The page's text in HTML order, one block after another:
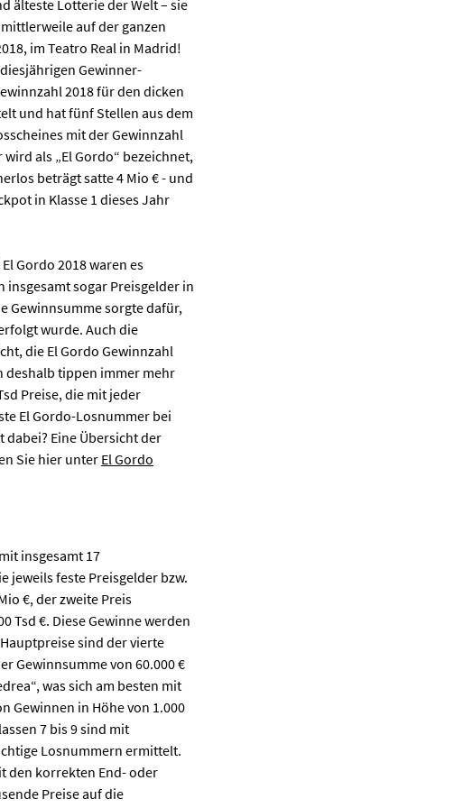
älteste Lotterie der Welt – sie
auf der ganzen
im Teatro Real in Madrid!
Gewinner-
2018 für den dicken
und hat fünf Stellen aus dem
mit der Gewinnzahl
als „El Gordo“ bezeichnet,
beträgt satte 4 Mio € - und
in Klasse 1 dieses Jahr
Gordo 2018 waren es
insgesamt sogar Preisgelder in
Gewinnsumme sorgte dafür,
wurde. Auch die
die El Gordo Gewinnzahl
deshalb tippen immer mehr
Preise, die mit jeder
El Gordo-Losnummer bei
Eine Übersicht der
Sie hier unter El Gordo
insgesamt 17
jeweils feste Preisgelder bzw.
€, der zweite Preis
Tsd €. Diese Gewinne werden
sind der vierte
Gewinnsumme von 60.000 €
was sich am besten mit
Gewinnen in Höhe von 1.000
7 bis 9 sind mit
Losnummern ermittelt.
den korrekten End- oder
Preise auf die